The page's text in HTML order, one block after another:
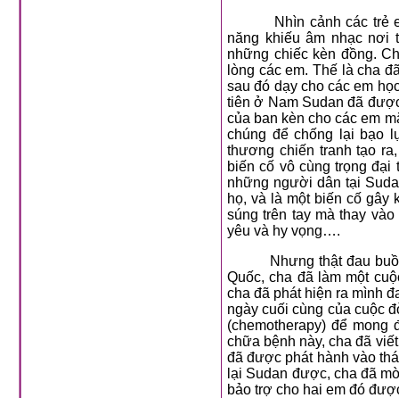
Nhìn cảnh các trẻ
năng khiếu âm nhạc nơi
những chiếc kèn đồng.
lòng các em. Thế là cha
sau đó dạy cho các em
tiên ở Nam Sudan đã
của ban kèn cho các em
chúng để chống lại bạo
thương chiến tranh tạo
biến cố vô cùng trọng
những người dân tại
họ, và là một biến cố gây
súng trên tay mà thay
yêu và hy vọng….
Nhưng thật đau
Quốc, cha đã làm một
cha đã phát hiện ra mình
ngày cuối cùng của cuộc
(chemotherapy) để
chữa bệnh này, cha đã
đã được phát hành vào
lại Sudan được, cha đã
bảo trợ cho hai em đó